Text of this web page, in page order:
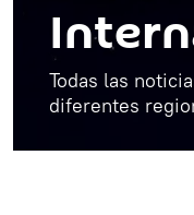
Todas las
diferentes